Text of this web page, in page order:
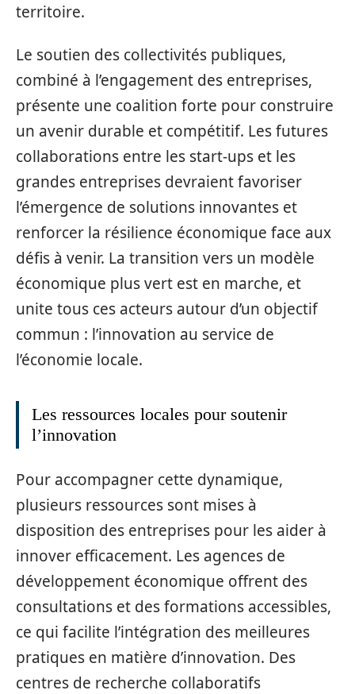
territoire.
Le soutien des collectivités publiques,
combiné à l’engagement des entreprises,
présente une coalition forte pour construire
un avenir durable et compétitif. Les futures
collaborations entre les start-ups et les
grandes entreprises devraient favoriser
l’émergence de solutions innovantes et
renforcer la résilience économique face aux
défis à venir. La transition vers un modèle
économique plus vert est en marche, et
unite tous ces acteurs autour d’un objectif
commun : l’innovation au service de
l’économie locale.
Les ressources locales pour soutenir
l’innovation
Pour accompagner cette dynamique,
plusieurs ressources sont mises à
disposition des entreprises pour les aider à
innover efficacement. Les agences de
développement économique offrent des
consultations et des formations accessibles,
ce qui facilite l’intégration des meilleures
pratiques en matière d’innovation. Des
centres de recherche collaboratifs